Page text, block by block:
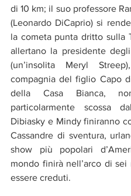
di 10 km; il suo professore
(Leonardo DiCaprio) si
la cometa punta dritto sulla
allertano la presidente
(un’insolita Meryl
compagnia del figlio Capo
della Casa Bianca,
particolarmente scossa
Dibiasky e Mindy finiranno
Cassandre di sventura,
show più popolari
mondo finirà nell’arco di sei
essere creduti.